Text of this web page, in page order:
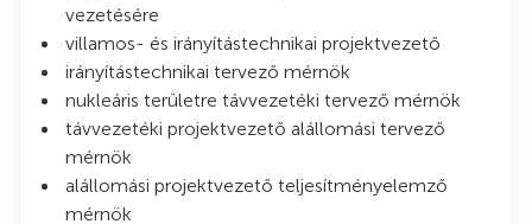
vezetésére
villamos- és irányítástechnikai projektvezető
irányítástechnikai tervező mérnök
nukleáris területre távvezetéki tervező mérnök
távvezetéki projektvezető alállomási tervező
mérnök
alállomási projektvezető teljesítményelemző
mérnök